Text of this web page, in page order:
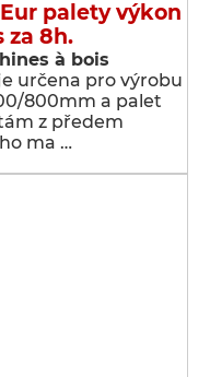
palety výkon
za 8h.
à bois
určena pro výrobu
800mm a palet
z předem
ma …